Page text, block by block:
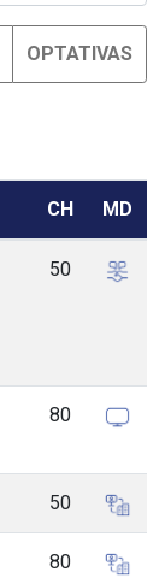
OPTATIVAS
CH MD
50
80
50
80